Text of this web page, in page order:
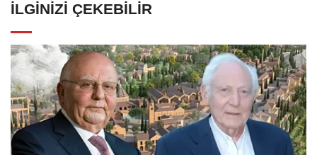
İLGINIZI ÇEKEBILIR